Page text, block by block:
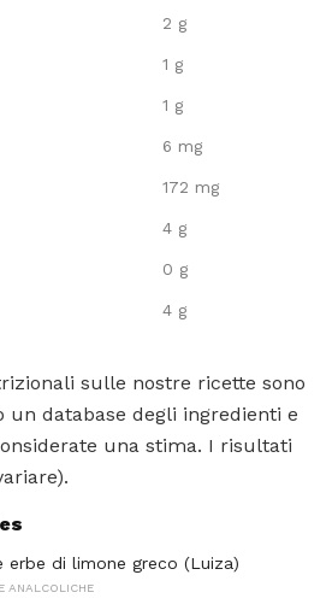
2 g
1 g
1 g
6 mg
172 mg
4 g
0 g
4 g
sulle nostre ricette sono
database degli ingredienti e
una stima. I risultati
erbe di limone greco (Luiza)
ANALCOLICHE